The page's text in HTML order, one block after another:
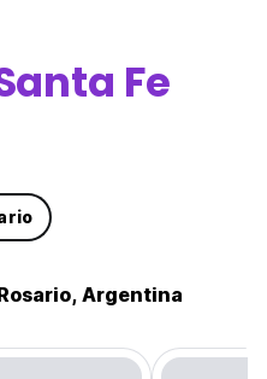
Fe
Argentina